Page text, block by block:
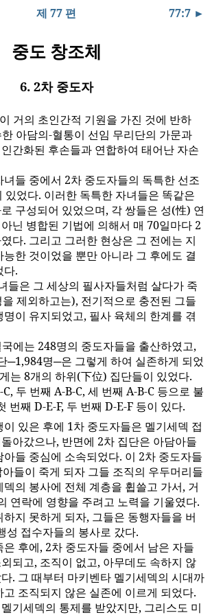
제 77 편 77:7 ►
중도 창조체
6. 2차 중도자
거의 초인간적 기원을 가진 것에 반하
아담의-혈통이 선임 무리단의 가문과
간화된 후손들과 연합하여 태어난 자손
녀들 중에서 2차 중도자들의 독특한 선조
있었다. 이러한 독특한 자녀들은 똑같은
구성되어 있었으며, 각 쌍들은 성(性) 연
닌 병합된 기법에 의해서 매 70일마다 2
다. 그리고 그러한 현상은 그 전에는 지
한 것이었을 뿐만 아니라 그 후에도 결
다.
들은 그 세상의 필사자들처럼 살다가 죽
제외하고는), 전기적으로 충전된 그들
이 유지되었고, 필사 육체의 한계를 겪
에는 248명의 중도자들을 출산하였고,
─1,984명─은 그렇게 하여 실존하게 되었
는 8개의 하위(下位) 집단들이 있었다.
두 번째 A-B-C, 세 번째 A-B-C 등으로 불
번째 D-E-F, 두 번째 D-E-F 등이 있다.
이 있은 후에 1차 중도자들은 멜기세덱 접
아갔으나, 반면에 2차 집단은 아담아들
들 중심에 소속되었다. 이 2차 중도자들
들이 죽게 되자 그들 조직의 우두머리들
의 봉사에 전체 계층을 휩쓸고 가서, 거
연락에 영향을 주려고 노력을 기울였다.
지 못하게 되자, 그들은 동행자들을 버
성 접수자들의 봉사로 갔다.
은 후에, 2차 중도자들 중에서 남은 자들
되고, 조직이 없고, 아무데도 속하지 않
. 그 때부터 마키벤타 멜기세덱의 시대까
조직되지 않은 실존에 이르게 되었다.
기세덱의 통제를 받았지만, 그리스도 미